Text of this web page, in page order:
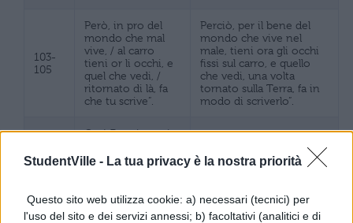
StudentVille - La tua privacy è la nostra priorità
Questo sito web utilizza cookie: a) necessari (tecnici) per
l'uso del sito e dei servizi annessi; b) facoltativi (analitici e di
103-
105
Però, in pro del
mondo che mal
vive, / al carro
tieni or li occhi, e
quel che vedi, /
ritornato di là, fa
che tu scrive”.
Perciò, per il bene del
mondo che vive nel
male, tieni ora gli occhi
fissi sul carro, e quello
che vedi, una volta
tornato sulla Terra, fa in
modo di scriverlo”.
106-
Così Beatrice; e io,
d’i suoi
comandamenti
mente e li occhi
Così parlò Beatrice; e io,
che ero tutto devoto ai
suoi comandamenti,
occhi dove lei voleva.